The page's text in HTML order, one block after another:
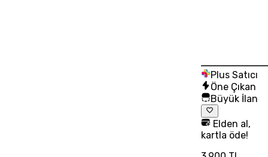
Plus Satıcı
Öne Çıkan
Büyük İlan
Elden al,
kartla öde!